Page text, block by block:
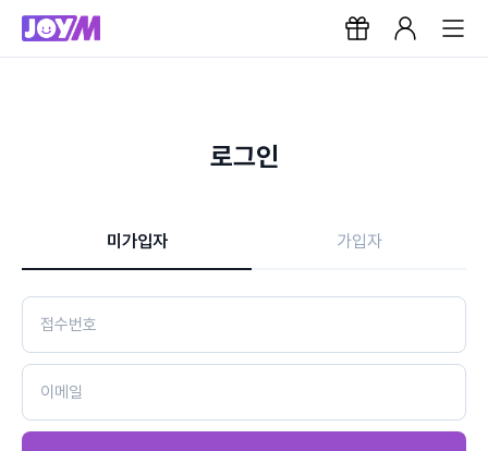
로그인
미가입자 가입자